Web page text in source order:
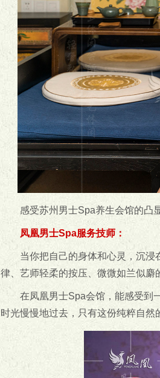
感受苏州男士Spa养生会馆的凸
凤凰男士Spa服务技师：
当你把自己的身体和心灵，沉
律、艺师轻柔的按压、微微如兰似麝
在凤凰男士Spa会馆，能感受到
时光慢慢地过去，只有这份纯粹自然